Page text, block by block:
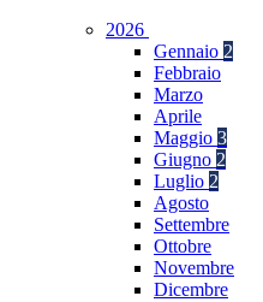
2026
Gennaio 2
Febbraio
Marzo
Aprile
Maggio 3
Giugno 2
Luglio 2
Agosto
Settembre
Ottobre
Novembre
Dicembre